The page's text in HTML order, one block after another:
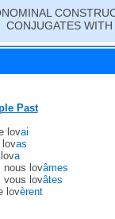
CONJUGATES
Past
lovai
lovas
a
nous lovâmes
vous lovâtes
lovèrent